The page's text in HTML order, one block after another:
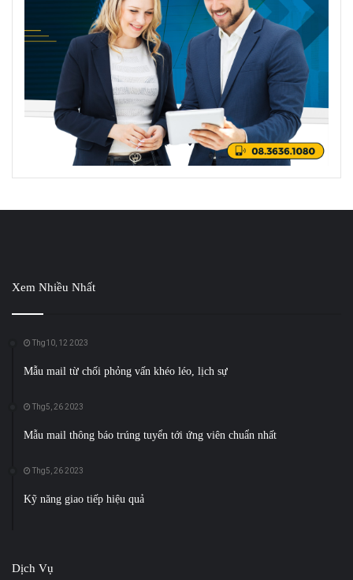
Xem Nhiều Nhất
Thg10, 12 2023
Mẫu mail từ chối phỏng vấn khéo léo, lịch sự
Thg5, 26 2023
Mẫu mail thông báo trúng tuyển tới ứng viên chuẩn nhất
Thg5, 26 2023
Kỹ năng giao tiếp hiệu quả
Dịch Vụ